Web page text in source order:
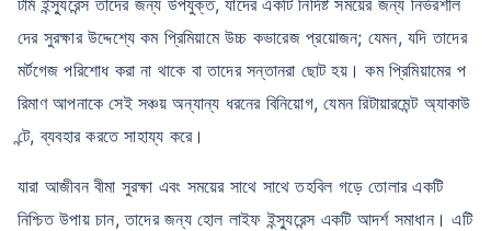
দের সুরক্ষার উদ্দেশ্যে কম প্রিমিয়ামে উচ্চ কভারেজ প্রয়োজন; যেমন, যদি তাদের
মর্টগেজ পরিশোধ করা না থাকে বা তাদের সন্তানরা ছোট হয়। কম প্রিমিয়ামের প
রিমাণ আপনাকে সেই সঞ্চয় অন্যান্য ধরনের বিনিয়োগ, যেমন রিটায়ারমেন্ট অ্যাকাউ
ন্টে, ব্যবহার করতে সাহায্য করে।
যারা আজীবন বীমা সুরক্ষা এবং সময়ের সাথে সাথে তহবিল গড়ে তোলার একটি
নিশ্চিত উপায় চান, তাদের জন্য হোল লাইফ ইন্স্যুরেন্স একটি আদর্শ সমাধান। এটি